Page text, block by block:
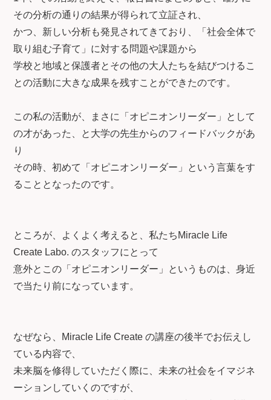
その分析の通りの結果が得られて立証され、
かつ、新しい分析も発見されてきており、「社会全体で
取り組む子育て」に対する問題や課題から
学校と地域と保護者とその他の大人たちを結びつけるこ
との活動に大きな成果を残すことができたのです。
この私の活動が、まさに「オピニオンリーダー」として
の才があった、と大学の先生からのフィードバックがあ
り
その時、初めて「オピニオンリーダー」という言葉をす
ることとなったのです。
ところが、よくよく考えると、私たちMiracle Life
Create Labo. のスタッフにとって
意外とこの「オピニオンリーダー」というものは、身近
で当たり前になっています。
なぜなら、Miracle Life Create の講座の後半でお伝えし
ている内容で、
未来脳を修得していただく際に、未来の社会をイマジネ
ーションしていくのですが、